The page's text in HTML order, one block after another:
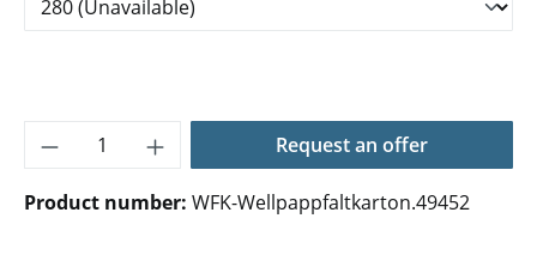
Product Quantity: Enter the desired
Request an offer
Product number: WFK-Wellpappfaltkarton.49452